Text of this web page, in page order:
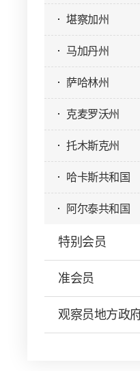
堪察加州
马加丹州
萨哈林州
克麦罗沃州
托木斯克州
哈卡斯共和国
阿尔泰共和国
特别会员
准会员
观察员地方政